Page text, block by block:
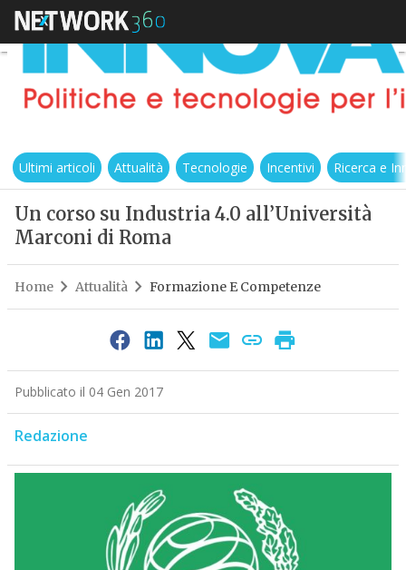
Ultimi articoli Attualità Tecnologie Incentivi Ricerca e
Un corso su Industria 4.0 all’Università
Marconi di Roma
Home Attualità Formazione E Competenze
Pubblicato il 04 Gen 2017
Redazione